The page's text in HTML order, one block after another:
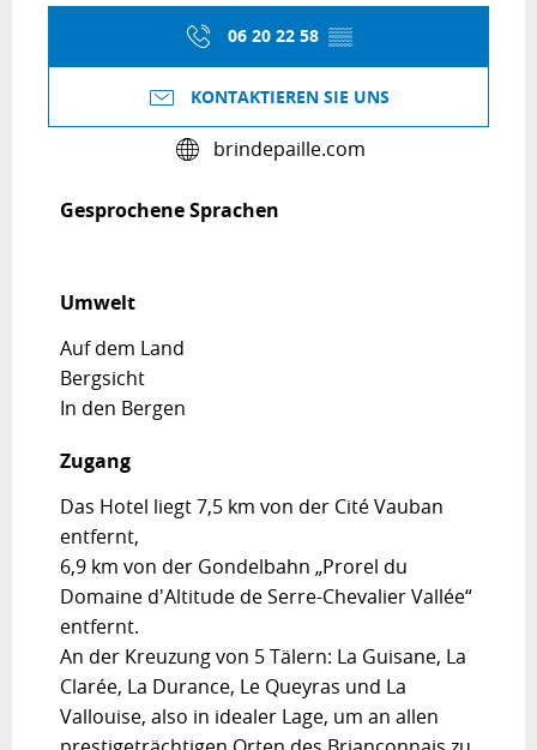
06 20 22 58 ▒▒
KONTAKTIEREN SIE UNS
brindepaille.com
Gesprochene Sprachen
Gesprochene Sprachen
Umwelt
Umwelt
Auf dem Land
Bergsicht
In den Bergen
Zugang
Zugang
Das Hotel liegt 7,5 km von der Cité Vauban
entfernt,
6,9 km von der Gondelbahn „Prorel du
Domaine d'Altitude de Serre-Chevalier Vallée“
entfernt.
An der Kreuzung von 5 Tälern: La Guisane, La
Clarée, La Durance, Le Queyras und La
Vallouise, also in idealer Lage, um an allen